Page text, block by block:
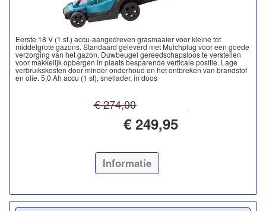
Eerste 18 V (1 st.) accu-aangedreven grasmaaier voor kleine tot
middelgrote gazons. Standaard geleverd met Mulchplug voor een goede
verzorging van het gazon. Duwbeugel gereedschapsloos te verstellen
voor makkelijk opbergen in plaats besparende verticale positie. Lage
verbruikskosten door minder onderhoud en het ontbreken van brandstof
en olie. 5,0 Ah accu (1 st), snellader, in doos
€ 274,00
€ 249,95
Informatie